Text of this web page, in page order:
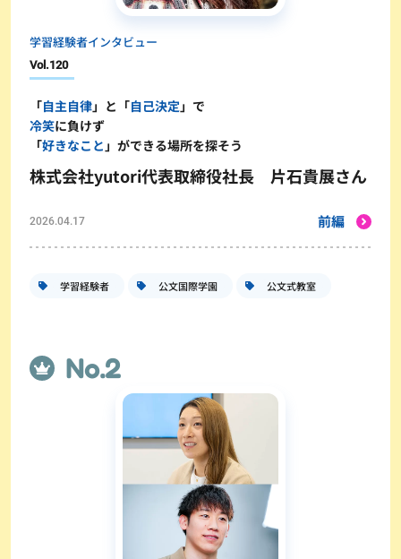
学習経験者インタビュー
Vol.120
「自主自律」と「自己決定」で
冷笑に負けず
「好きなこと」ができる場所を探そう
株式会社yutori代表取締役社長 片石貴展さん
2026.04.17 前編
学習経験者 公文国際学園 公文式教室